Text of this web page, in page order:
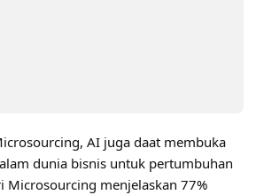
AI juga daat membuka
dunia bisnis untuk pertumbuhan
Microsourcing menjelaskan 77%